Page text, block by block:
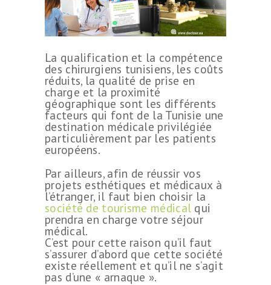
La qualification et la compétence
des chirurgiens tunisiens, les coûts
réduits, la qualité de prise en
charge et la proximité
géographique sont les différents
facteurs qui font de la Tunisie une
destination médicale privilégiée
particulièrement par les patients
européens.
Par ailleurs, afin de réussir vos
projets esthétiques et médicaux à
l’étranger, il faut bien choisir la
société de tourisme médical qui
prendra en charge votre séjour
médical.
C’est pour cette raison qu’il faut
s’assurer d’abord que cette société
existe réellement et qu’il ne s’agit
pas d’une « arnaque ».